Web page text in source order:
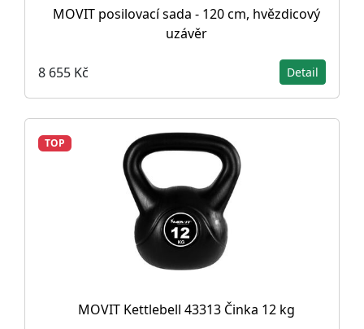
MOVIT posilovací sada - 120 cm, hvězdicový
uzávěr
8 655 Kč Detail
TOP
MOVIT Kettlebell 43313 Činka 12 kg